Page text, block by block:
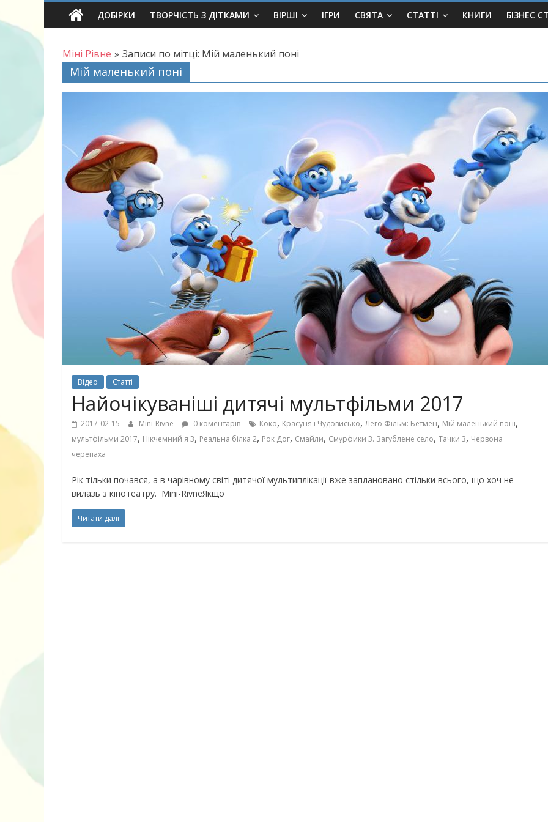
Skip
ДОБІРКИ ТВОРЧІСТЬ З ДІТКАМИ ВІРШІ ІГРИ СВЯТА СТАТТІ КНИГИ БІЗНЕС
Міні Рівне » Записи по мітці: Мій маленький поні
Мій маленький поні
Відео Статті
Найочікуваніші дитячі мультфільми 2017
2017-02-15 Mini-Rivne 0 коментарів Коко, Красуня і Чудовисько,Лего Фільм: Бетмен, Мій маленький поні,
мультфільми 2017, Нікчемний я 3, Реальна білка 2, Рок Дог, Смайли, Смурфики 3. Загублене село, Тачки 3, Червона
черепаха
Рік тільки почався, а в чарівному світі дитячої мультиплікації вже заплановано стільки всього, що хоч не
вилазь з кінотеатру. Mini-RivneЯкщо
Читати далі
30 найкрасивіших пісень про
маму
Чарівні українські колискові
пісні для дітей (слова та
музика)